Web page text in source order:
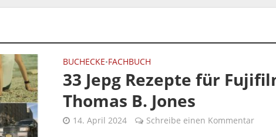
BUCHECKE•FACHBUCH
33 Jepg Rezepte für
Thomas B. Jones
14. April 2024 Schreibe einen Kommentar